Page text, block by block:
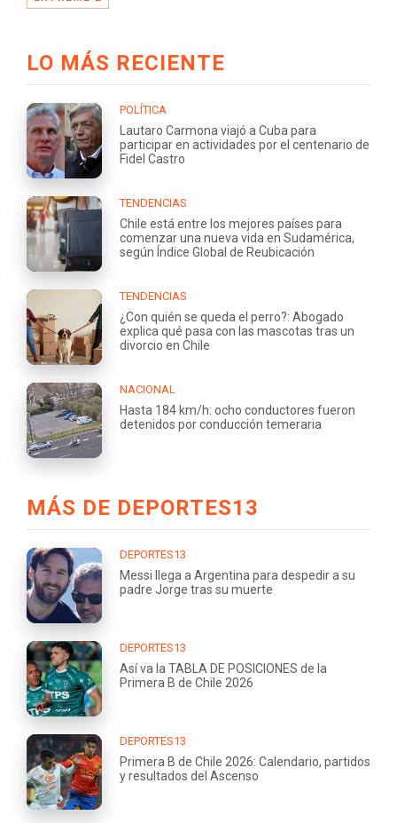
LO MÁS RECIENTE
POLÍTICA
Lautaro Carmona viajó a Cuba para
participar en actividades por el centenario de
Fidel Castro
TENDENCIAS
Chile está entre los mejores países para
comenzar una nueva vida en Sudamérica,
según Índice Global de Reubicación
TENDENCIAS
¿Con quién se queda el perro?: Abogado
explica qué pasa con las mascotas tras un
divorcio en Chile
NACIONAL
Hasta 184 km/h: ocho conductores fueron
detenidos por conducción temeraria
MÁS DE DEPORTES13
DEPORTES13
Messi llega a Argentina para despedir a su
padre Jorge tras su muerte
DEPORTES13
Así va la TABLA DE POSICIONES de la
Primera B de Chile 2026
DEPORTES13
Primera B de Chile 2026: Calendario, partidos
y resultados del Ascenso